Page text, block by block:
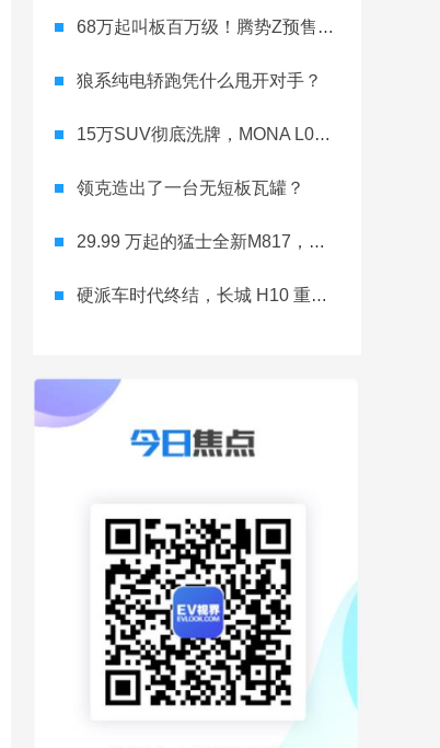
68万起叫板百万级！腾势Z预售开启
狼系纯电轿跑凭什么甩开对手？
15万SUV彻底洗牌，MONA L03直接降维打击
领克造出了一台无短板瓦罐？
29.99 万起的猛士全新M817，从此越野不靠老司机
硬派车时代终结，长城 H10 重新洗牌